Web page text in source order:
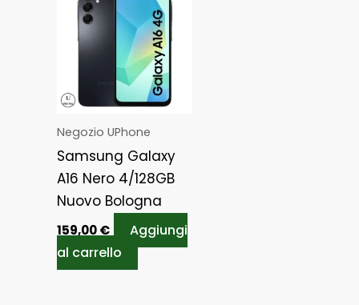
Negozio UPhone
Samsung Galaxy
A16 Nero 4/128GB
Nuovo Bologna
159,00€
Aggiungi
al carrello